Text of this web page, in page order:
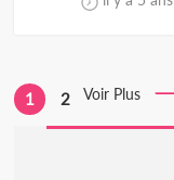
1 2 Voir Plus